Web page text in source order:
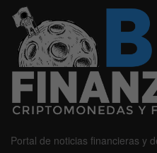
Portal de noticias financieras y